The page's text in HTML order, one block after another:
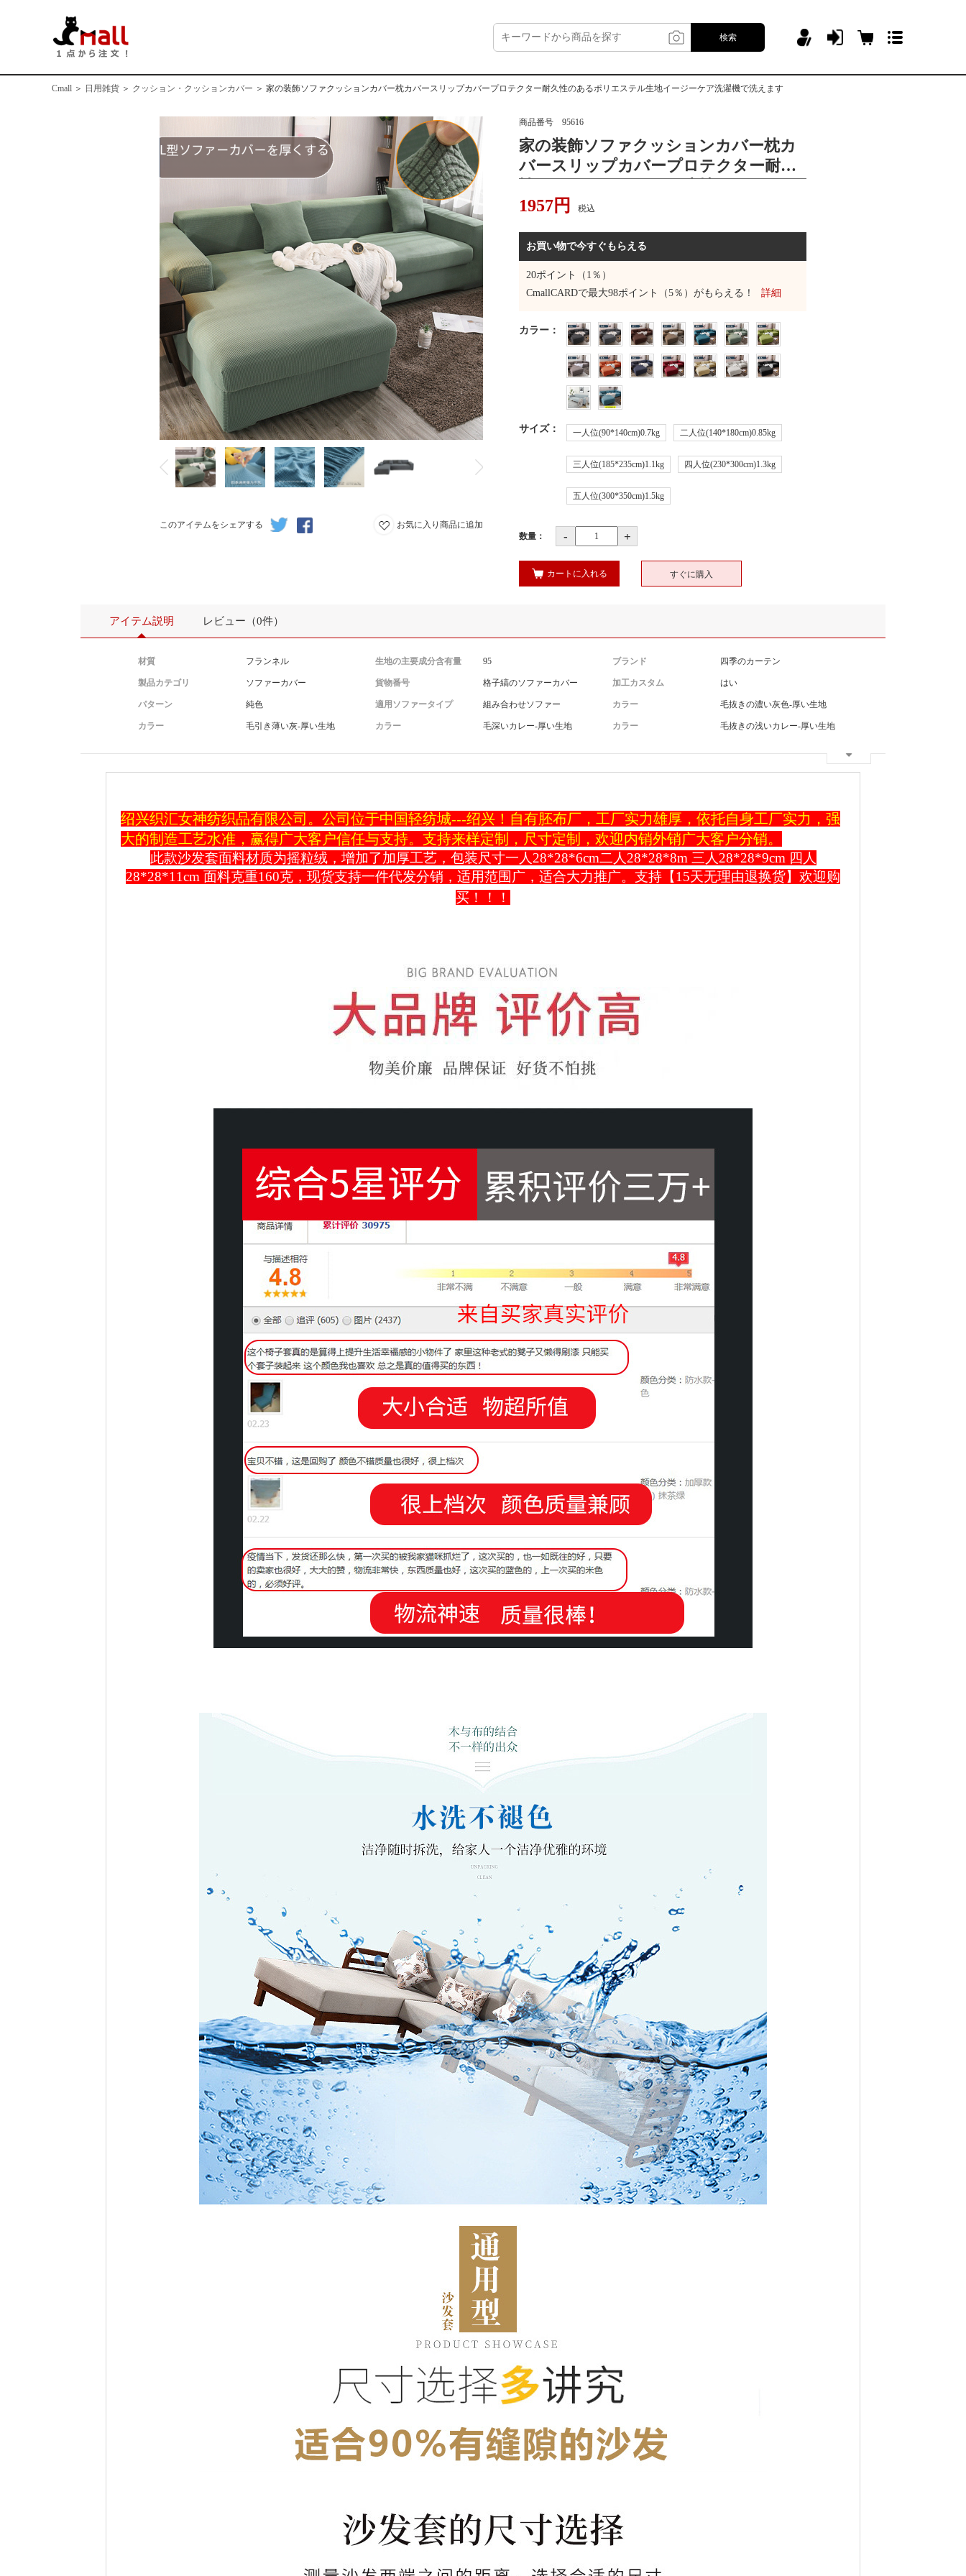
検索
Cmall ＞ 日用雑貨 ＞ クッション・クッションカバー ＞ 家の装飾ソファクッションカバー枕カバースリップカバープロテクター耐久性のあるポリエステル生地イージーケア洗濯機で洗えます
このアイテムをシェアする お気に入り商品に追加
商品番号 95616
家の装飾ソファクッションカバー枕カ
バースリップカバープロテクター耐久
ア洗濯機で洗えます
1957円 税込
お買い物で今すぐもらえる
20ポイント（1％）
CmallCARDで最大98ポイント（5％）がもらえる！ 詳細
カラー ：
サイズ： 一人位(90*140cm)0.7kg 二人位(140*180cm)0.85kg
三人位(185*235cm)1.1kg 四人位(230*300cm)1.3kg
五人位(300*350cm)1.5kg
数量： - +
カートに入れる すぐに購入
アイテム説明 レビュー（0件）
材質 フランネル 生地の主要成分含有量 95 ブランド 四季のカーテン
製品カテゴリ ソファーカバー 貨物番号 格子縞のソファーカバー 加工カスタム はい
パターン 純色 適用ソファータイプ 組み合わせソファー カラー 毛抜きの濃い灰色-厚い生地
カラー 毛引き薄い灰-厚い生地 カラー 毛深いカレー-厚い生地 カラー 毛抜きの浅いカレー-厚い生地
绍兴织汇女神纺织品有限公司 。公司位于中国轻纺城---绍兴！自有胚布厂，工厂实力雄厚，依托自身工厂实力，强
大的制造工艺水准，赢得广大客户信任与支持。支持来样定制，尺寸定制，欢迎内销外销广大客户分销。
此款沙发套面料材质为摇粒绒，增加了加厚工艺，包装尺寸一人28*28*6cm二人28*28*8m 三人28*28*9cm 四人
28*28*11cm 面料克重160克，现货支持一件代发分销，适用范围广，适合大力推广。支持【15天无理由退换货】欢迎购
买！！！